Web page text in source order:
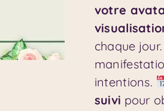
votre
chaque jour.
intentions.
suivi pour